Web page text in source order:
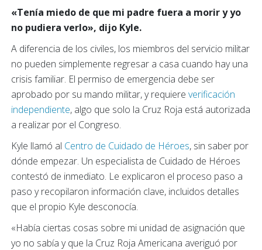
«Tenía miedo de que mi padre fuera a morir y yo
no pudiera verlo», dijo Kyle.
A diferencia de los civiles, los miembros del servicio militar
no pueden simplemente regresar a casa cuando hay una
crisis familiar. El permiso de emergencia debe ser
aprobado por su mando militar, y requiere verificación
independiente, algo que solo la Cruz Roja está autorizada
a realizar por el Congreso.
Kyle llamó al Centro de Cuidado de Héroes, sin saber por
dónde empezar. Un especialista de Cuidado de Héroes
contestó de inmediato. Le explicaron el proceso paso a
paso y recopilaron información clave, incluidos detalles
que el propio Kyle desconocía.
«Había ciertas cosas sobre mi unidad de asignación que
yo no sabía y que la Cruz Roja Americana averiguó por